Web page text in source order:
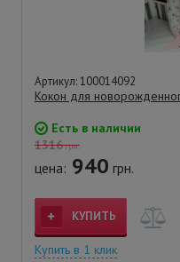
Артикул: 100014092
Кокон для
Есть в наличии
1316грн.
цена: 940 грн.
КУПИТЬ
Купить в 1 клик